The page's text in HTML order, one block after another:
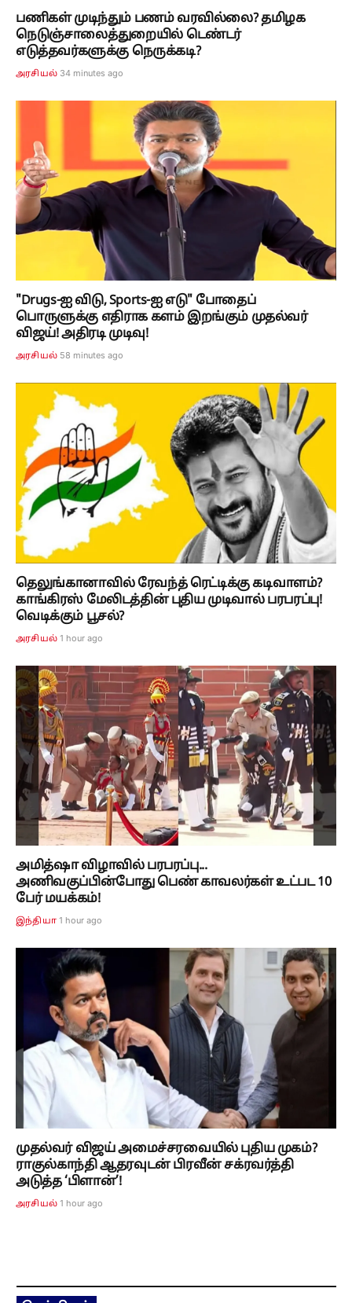
பணிகள் முடிந்தும் பணம் வரவில்லை? தமிழக
நெடுஞ்சாலைத்துறையில் டெண்டர்
எடுத்தவர்களுக்கு நெருக்கடி?
அரசியல் 34 minutes ago
"Drugs-ஐ விடு, Sports-ஐ எடு" போதைப்
பொருளுக்கு எதிராக களம் இறங்கும் முதல்வர்
விஜய்! அதிரடி முடிவு!
அரசியல் 58 minutes ago
தெலுங்கானாவில் ரேவந்த் ரெட்டிக்கு கடிவாளம்?
காங்கிரஸ் மேலிடத்தின் புதிய முடிவால் பரபரப்பு!
வெடிக்கும் பூசல்?
அரசியல் 1 hour ago
அமித்ஷா விழாவில் பரபரப்பு...
அணிவகுப்பின்போது பெண் காவலர்கள் உட்பட 10
பேர் மயக்கம்!
இந்தியா 1 hour ago
முதல்வர் விஜய் அமைச்சரவையில் புதிய முகம்?
ராகுல்காந்தி ஆதரவுடன் பிரவீன் சக்ரவர்த்தி
அடுத்த ‘பிளான்’!
அரசியல் 1 hour ago